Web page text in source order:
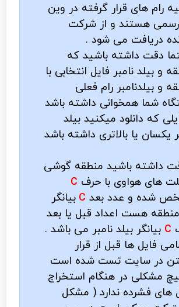
رام های قرار گرفته در وین
رسمی هستند و از شرکت
دریافت می شود .
دقت داشته باشید که
و بیلد نامبر فایل انتخابی با
و بیلدنامبر رام فعلی
شما همخوانی داشته باشد
که دانلود میکنید بیلد
یکسان یا بالاتری داشته باشد
داشته باشید منطقه گوشی
های هواوی با حرف C
شده و عدد بعد C بیانگر
هست اعداد قبل یا بعد
C بیانگر بیلد نامبر می باشد .
فایل ها قبل از قرار
در سایت تست شده است
مشکلی در هنگام استخراج
های فشرده ندارد ( مشکل